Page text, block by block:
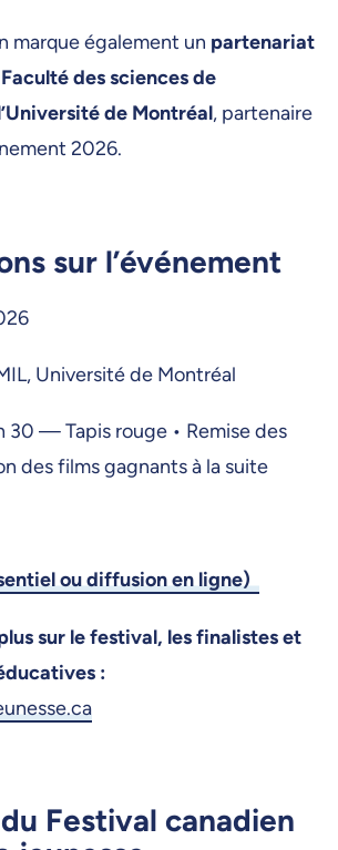
marque également un partenariat
des sciences de
de Montréal, partenaire
2026.
sur l’événement
Université de Montréal
30 — Tapis rouge • Remise des
des films gagnants à la suite
ou diffusion en ligne)
sur le festival, les finalistes et
:
Festival canadien